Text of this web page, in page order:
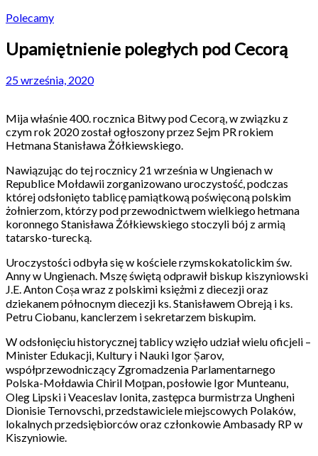
Polecamy
Upamiętnienie poległych pod Cecorą
25 września, 2020
Mija właśnie 400. rocznica Bitwy pod Cecorą, w związku z
czym rok 2020 został ogłoszony przez Sejm PR rokiem
Hetmana Stanisława Żółkiewskiego.
Nawiązując do tej rocznicy 21 września w Ungienach w
Republice Mołdawii zorganizowano uroczystość, podczas
której odsłonięto tablicę pamiątkową poświęconą polskim
żołnierzom, którzy pod przewodnictwem wielkiego hetmana
koronnego Stanisława Żółkiewskiego stoczyli bój z armią
tatarsko-turecką.
Uroczystości odbyła się w kościele rzymskokatolickim św.
Anny w Ungienach. Mszę świętą odprawił biskup kiszyniowski
J.E. Anton Coșa wraz z polskimi księżmi z diecezji oraz
dziekanem północnym diecezji ks. Stanisławem Obreją i ks.
Petru Ciobanu, kanclerzem i sekretarzem biskupim.
W odsłonięciu historycznej tablicy wzięło udział wielu oficjeli –
Minister Edukacji, Kultury i Nauki Igor Șarov,
współprzewodniczący Zgromadzenia Parlamentarnego
Polska-Mołdawia Chiril Moțpan, posłowie Igor Munteanu,
Oleg Lipski i Veaceslav Ionita, zastępca burmistrza Ungheni
Dionisie Ternovschi, przedstawiciele miejscowych Polaków,
lokalnych przedsiębiorców oraz członkowie Ambasady RP w
Kiszyniowie.